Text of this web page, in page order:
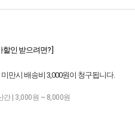
할인 받으려면? ]
만시 배송비 3,000원이 청구됩니다.
간 | 3,000원 ~ 8,000원